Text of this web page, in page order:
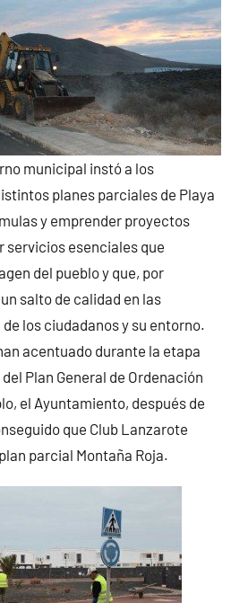
municipal instó a los
planes parciales de Playa
y emprender proyectos
servicios esenciales que
del pueblo y que, por
salto de calidad en las
los ciudadanos y su entorno.
acentuado durante la etapa
Plan General de Ordenación
el Ayuntamiento, después de
que Club Lanzarote
parcial Montaña Roja.